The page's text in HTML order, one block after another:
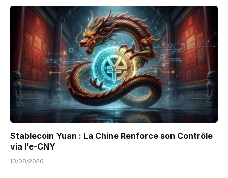
Stablecoin Yuan : La Chine Renforce son Contrôle
via l’e-CNY
10/08/2026